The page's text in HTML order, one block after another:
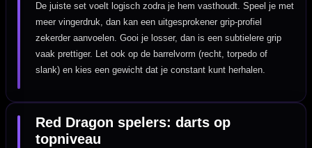
De juiste set voelt logisch zodra je hem vasthoudt. Speel je met
meer vingerdruk, dan kan een uitgesprokener grip-profiel
zekerder aanvoelen. Gooi je losser, dan is een subtielere grip
vaak prettiger. Let ook op de barrelvorm (recht, torpedo of
slank) en kies een gewicht dat je constant kunt herhalen.
Red Dragon spelers: darts op
topniveau